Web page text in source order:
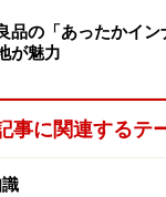
イなバスト 価格：
ワイヤーのフュー
さ」「補整力」「
品の「あったかイ
が魅力
事に関連するテ